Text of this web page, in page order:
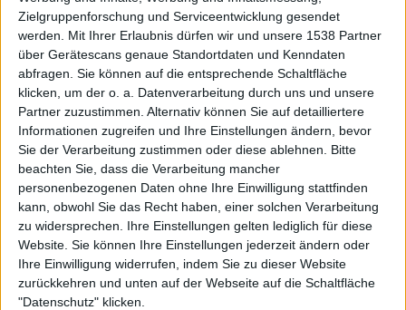
Zielgruppenforschung und Serviceentwicklung gesendet
werden.
Mit Ihrer Erlaubnis dürfen wir und unsere 1538 Partner
über Gerätescans genaue Standortdaten und Kenndaten
abfragen. Sie können auf die entsprechende Schaltfläche
klicken, um der o. a. Datenverarbeitung durch uns und unsere
Partner zuzustimmen. Alternativ können Sie auf detailliertere
Informationen zugreifen und Ihre Einstellungen ändern, bevor
Sie der Verarbeitung zustimmen oder diese ablehnen.
Bitte
beachten Sie, dass die Verarbeitung mancher
personenbezogenen Daten ohne Ihre Einwilligung stattfinden
kann, obwohl Sie das Recht haben, einer solchen Verarbeitung
zu widersprechen. Ihre Einstellungen gelten lediglich für diese
Website. Sie können Ihre Einstellungen jederzeit ändern oder
Ihre Einwilligung widerrufen, indem Sie zu dieser Website
zurückkehren und unten auf der Webseite auf die Schaltfläche
"Datenschutz" klicken.
Galerie mit 3 Bildern: Motörhead - With Full Force 2014
Galerie mit 26 Bildern: Def Leppard - Tons Of Rock 2019